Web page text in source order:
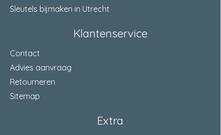
Sleutels bijmaken in Utrecht
Klantenservice
Contact
Advies aanvraag
Retourneren
Sitemap
Extra